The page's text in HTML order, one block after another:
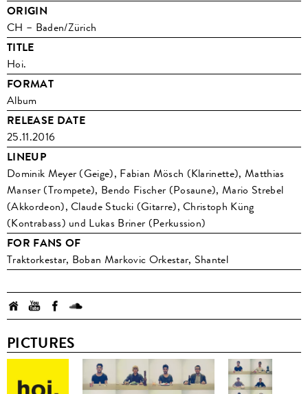
ORIGIN
CH – Baden/Zürich
TITLE
Hoi.
FORMAT
Album
RELEASE DATE
25.11.2016
LINEUP
Dominik Meyer (Geige), Fabian Mösch (Klarinette), Matthias
Manser (Trompete), Bendo Fischer (Posaune), Mario Strebel
(Akkordeon), Claude Stucki (Gitarre), Christoph Küng
(Kontrabass) und Lukas Briner (Perkussion)
FOR FANS OF
Traktorkestar, Boban Markovic Orkestar, Shantel
PICTURES